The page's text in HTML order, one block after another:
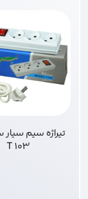
تیراژه سیم
103 T